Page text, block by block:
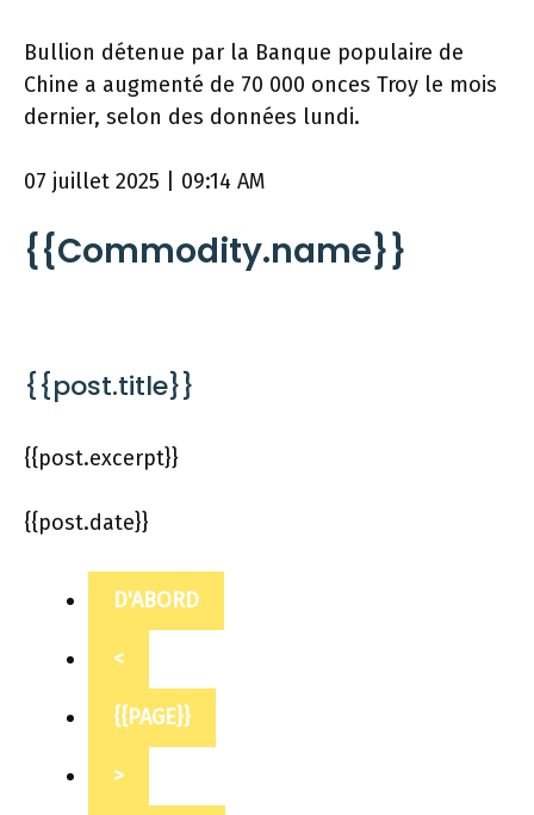
Bullion détenue par la Banque populaire de
Chine a augmenté de 70 000 onces Troy le mois
dernier, selon des données lundi.
07 juillet 2025 | 09:14 AM
{{Commodity.name}}
{{post.title}}
{{post.excerpt}}
{{post.date}}
D'ABORD
<
{{PAGE}}
>